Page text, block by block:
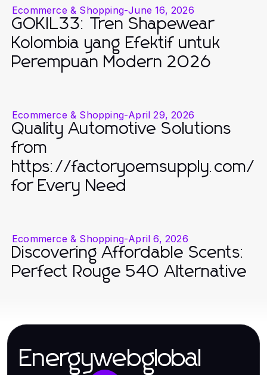
Ecommerce & Shopping-June 16, 2026
GOKIL33: Tren Shapewear
Kolombia yang Efektif untuk
Perempuan Modern 2026
Ecommerce & Shopping-April 29, 2026
Quality Automotive Solutions
from
https://factoryoemsupply.com/
for Every Need
Ecommerce & Shopping-April 6, 2026
Discovering Affordable Scents:
Perfect Rouge 540 Alternative
Energywebglobal